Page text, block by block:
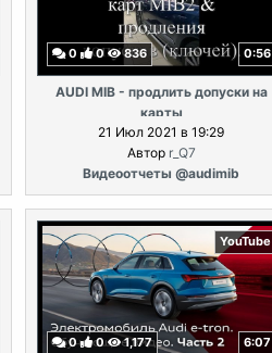
0 0 836 0:56
AUDI MIB - продлить допуски на
карты
21 Июл 2021 в 19:29
Автор r_Q7
Видеоотчеты @audimib
YouTube
0 0 1,177 6:07